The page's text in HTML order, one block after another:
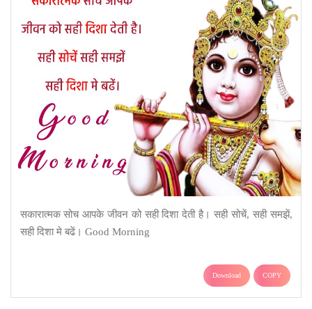
सकारात्मक सोच आपके जीवन को सही दिशा देती है। सही सोचें, सही समझें,
सही दिशा मे बढें। Good Morning
Download COPY